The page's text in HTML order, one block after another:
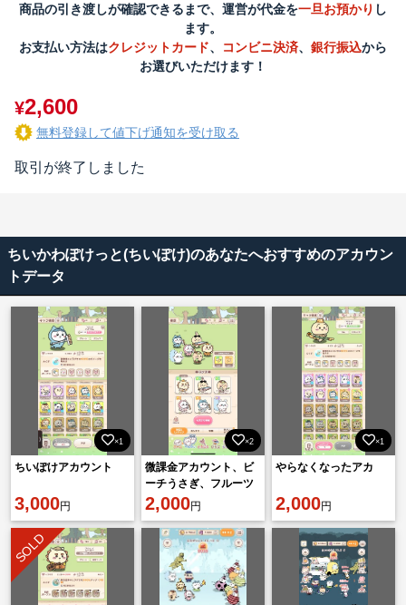
商品の引き渡しが確認できるまで、運営が代金を一旦お預かり し
ます。
お支払い方法はクレジットカード、 コンビニ決済、 銀行振込から
お選びいただけます！
¥2,600
無料登録して値下げ通知を受け取る
取引が終了しました
ちいかわぽけっと(ちいぽけ)のあなたへおすすめのアカウン
トデータ
×1
ちいぽけアカウント
3,000円
×2
微課金アカウント、ビ
ーチうさぎ、フルーツ
シーサー所持
2,000円
×1
やらなくなったアカ
2,000円
SOLD